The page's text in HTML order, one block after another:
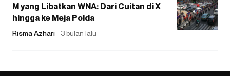
M yang Libatkan WNA: Dari Cuitan di X
hingga ke Meja Polda
Risma Azhari 3 bulan lalu